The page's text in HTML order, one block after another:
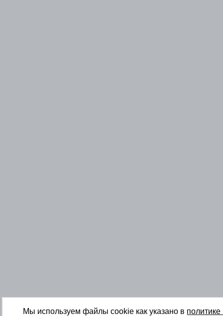
Мы используем файлы cookie как указано в